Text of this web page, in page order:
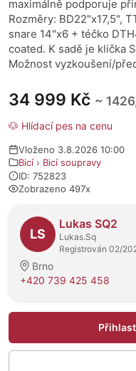
34 999 Kč ~
🐶 Hlídací pes na cenu
Vloženo 3.8.2026 10:00
Bicí › Bicí soupravy
ID: 752823
Zobrazeno 497x
O prodejci
LS
Lukas SQ2
Lukas.Sq
Registrován 02/
Brno
+420 739 425 458
maximálně podporuje
Rozměry: BD22"x17,5",
snare 14"x6 + téčko
coated. K sadě je klička
Možnost vyzkoušení/